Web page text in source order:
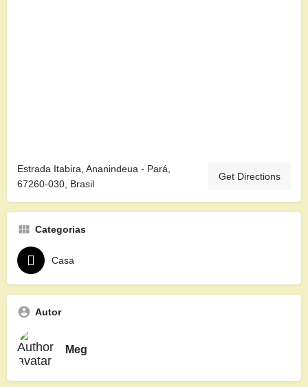
Estrada Itabira, Ananindeua - Pará,
67260-030, Brasil
Get Directions
Categorias
Casa
Autor
Meg